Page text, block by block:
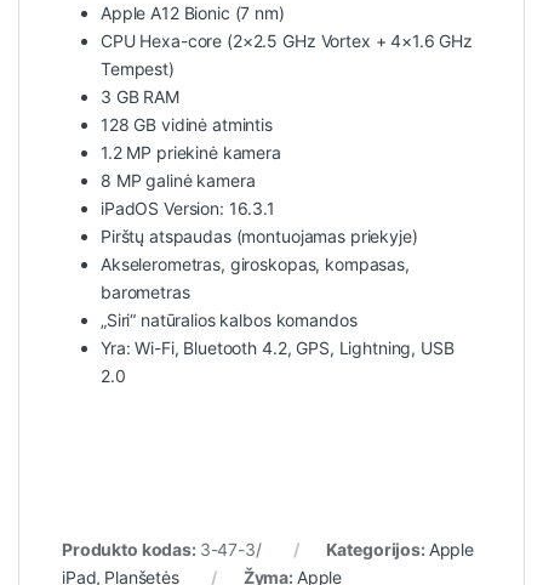
Apple A12 Bionic (7 nm)
CPU Hexa-core (2×2.5 GHz Vortex + 4×1.6 GHz
Tempest)
3 GB RAM
128 GB vidinė atmintis
1.2 MP priekinė kamera
8 MP galinė kamera
iPadOS Version: 16.3.1
Pirštų atspaudas (montuojamas priekyje)
Akselerometras, giroskopas, kompasas,
barometras
„Siri“ natūralios kalbos komandos
Yra: Wi-Fi, Bluetooth 4.2, GPS, Lightning, USB
2.0
Produkto kodas: 3-47-3/ Kategorijos: Apple
iPad, Planšetės Žyma: Apple